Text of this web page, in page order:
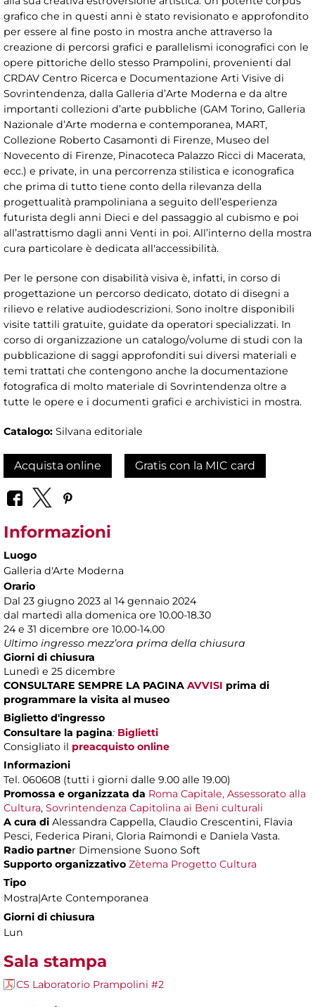
grafico che in questi anni è stato revisionato e approfondito
per essere al fine posto in mostra anche attraverso la
creazione di percorsi grafici e parallelismi iconografici con le
opere pittoriche dello stesso Prampolini, provenienti dal
CRDAV Centro Ricerca e Documentazione Arti Visive di
Sovrintendenza, dalla Galleria d’Arte Moderna e da altre
importanti collezioni d’arte pubbliche (GAM Torino, Galleria
Nazionale d’Arte moderna e contemporanea, MART,
Collezione Roberto Casamonti di Firenze, Museo del
Novecento di Firenze, Pinacoteca Palazzo Ricci di Macerata,
ecc.) e private, in una percorrenza stilistica e iconografica
che prima di tutto tiene conto della rilevanza della
progettualità prampoliniana a seguito dell’esperienza
futurista degli anni Dieci e del passaggio al cubismo e poi
all’astrattismo dagli anni Venti in poi. All’interno della mostra
cura particolare è dedicata all'accessibilità.
Per le persone con disabilità visiva è, infatti, in corso di
progettazione un percorso dedicato, dotato di disegni a
rilievo e relative audiodescrizioni. Sono inoltre disponibili
visite tattili gratuite, guidate da operatori specializzati. In
corso di organizzazione un catalogo/volume di studi con la
pubblicazione di saggi approfonditi sui diversi materiali e
temi trattati che contengono anche la documentazione
fotografica di molto materiale di Sovrintendenza oltre a
tutte le opere e i documenti grafici e archivistici in mostra.
Catalogo: Silvana editoriale
Acquista online Gratis con la MIC card
Informazioni
Luogo
Galleria d'Arte Moderna
Orario
Dal 23 giugno 2023 al 14 gennaio 2024
dal martedì alla domenica ore 10.00-18.30
24 e 31 dicembre ore 10.00-14.00
Ultimo ingresso mezz’ora prima della chiusura
Giorni di chiusura
Lunedì e 25 dicembre
CONSULTARE SEMPRE LA PAGINA AVVISI prima di
programmare la visita al museo
Biglietto d'ingresso
Consultare la pagina: Biglietti
Consigliato il preacquisto online
Informazioni
Tel. 060608 (tutti i giorni dalle 9.00 alle 19.00)
Promossa e organizzata da Roma Capitale, Assessorato alla
Cultura, Sovrintendenza Capitolina ai Beni culturali
A cura di Alessandra Cappella, Claudio Crescentini, Flavia
Pesci, Federica Pirani, Gloria Raimondi e Daniela Vasta.
Radio partner Dimensione Suono Soft
Supporto organizzativo Zètema Progetto Cultura
Tipo
Mostra|Arte Contemporanea
Giorni di chiusura
Lun
Sala stampa
CS Laboratorio Prampolini #2